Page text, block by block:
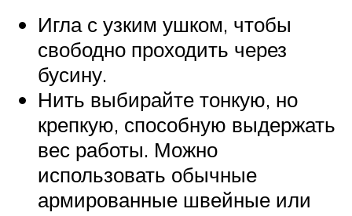
Игла с узким ушком, чтобы
свободно проходить через
бусину.
Нить выбирайте тонкую, но
крепкую, способную выдержать
вес работы. Можно
использовать обычные
армированные швейные или